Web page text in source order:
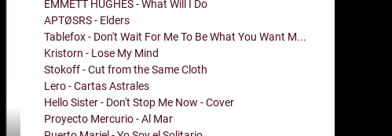
EMMETT HUGHES - What Will I Do
APTØSRS - Elders
Tablefox - Don't Wait For Me To Be What You Want M...
Kristorn - Lose My Mind
Stokoff - Cut from the Same Cloth
Lero - Cartas Astrales
Hello Sister - Don't Stop Me Now - Cover
Proyecto Mercurio - Al Mar